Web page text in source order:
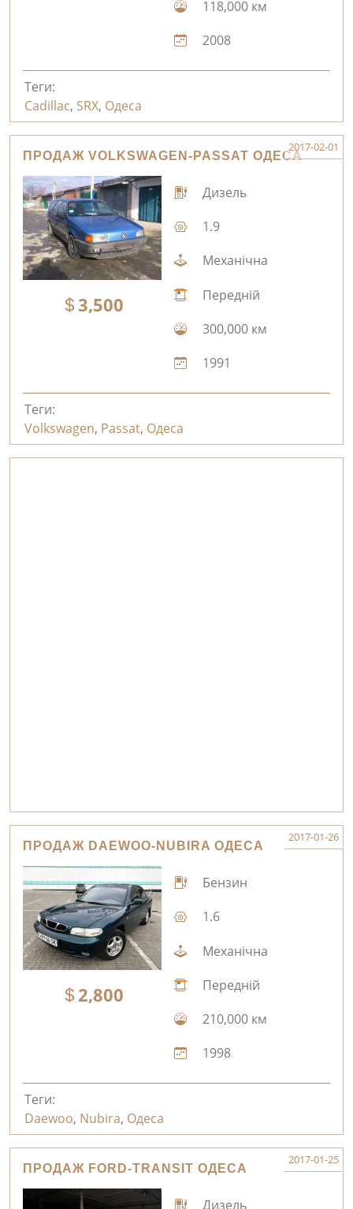
118,000 км
2008
Теги:
Cadillac, SRX, Одеса
ПРОДАЖ VOLKSWAGEN-PASSAT ОДЕСА
2017-02-01
3,500
Дизель
1.9
Механічна
Передній
300,000 км
1991
Теги:
Volkswagen, Passat, Одеса
ПРОДАЖ DAEWOO-NUBIRA ОДЕСА
2017-01-26
2,800
Бензин
1.6
Механічна
Передній
210,000 км
1998
Теги:
Daewoo, Nubira, Одеса
ПРОДАЖ FORD-TRANSIT ОДЕСА
2017-01-25
Дизель